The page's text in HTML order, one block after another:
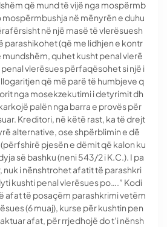
që mund të vijë nga mospërmb
në mënyrën e duhu
në një masë të vlerësuesh
parashikohet (që me lidhjen e kontr
quhet kusht penal vlerë
vlerësues përfaqësohet si një i
që më parë të humbjeve q
nga mosekzekutimi i detyrimit dh
palën nga barra e provës për
Kreditori, në këtë rast, ka të drejt
alternative, ose shpërblimin e dë
pjesën e dëmit që kalon ku
së bashku (neni 543/2 i K.C.). I pa
nuk i nënshtrohet afatit të parashkri
kushti penal vlerësues po….” Kodi
afat të posaçëm parashkrimi vetëm
(6 muaj), kurse për kushtin pen
afat, për rrjedhojë do t’i nënsh